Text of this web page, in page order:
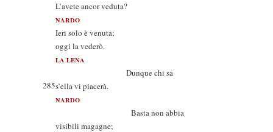
L’avete ancor veduta?
NARDO
Ieri solo è venuta;
oggi la vederò.
LA LENA
Dunque chi sa
285s’ella vi piacerà.
NARDO
Basta non abbia
visibili magagne;